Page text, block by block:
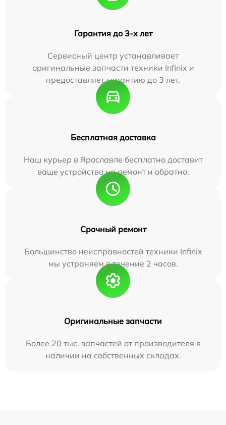
Гарантия до 3-х лет
Сервисный центр устанавливает
оригинальные запчасти техники Infinix и
предоставляет гарантию до 3 лет.
Бесплатная доставка
Наш курьер в Ярославле бесплатно доставит
ваше устройство на ремонт и обратно.
Срочный ремонт
Большинство неисправностей техники Infinix
мы устраняем в течение 2 часов.
Оригинальные запчасти
Более 20 тыс. запчастей от производителя в
наличии на собственных складах.